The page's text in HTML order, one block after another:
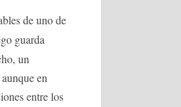
de uno de
guarda
un
en
entre los